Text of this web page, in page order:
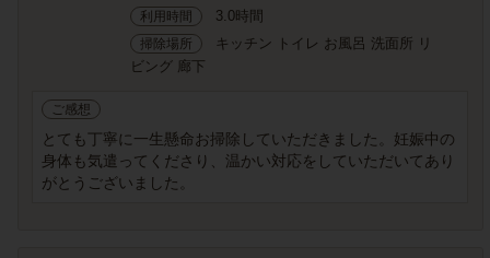
利用時間 3.0時間
掃除場所
キッチン トイレ お風呂 洗面所 リ
ビング 廊下
ご感想
とても丁寧に一生懸命お掃除していただきました。妊娠中の
身体も気遣ってくださり、温かい対応をしていただいてあり
がとうございました。